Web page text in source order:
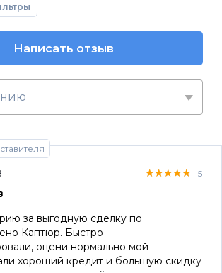
Написать отзыв
★★★★★
★★★★★
★★★★★ 5
за выгодную сделку по
Каптюр. Быстро
оцени нормально мой
хороший кредит и большую скидку